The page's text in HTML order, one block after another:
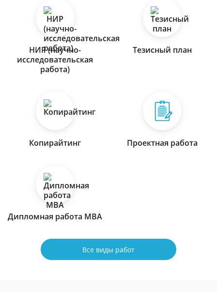
НИР (научно-
исследовательская
работа)
Тезисный план
Копирайтинг Проектная работа
Дипломная работа МВА
Все виды работ